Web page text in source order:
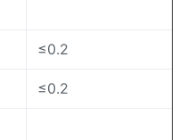
≤0.2
≤0.2